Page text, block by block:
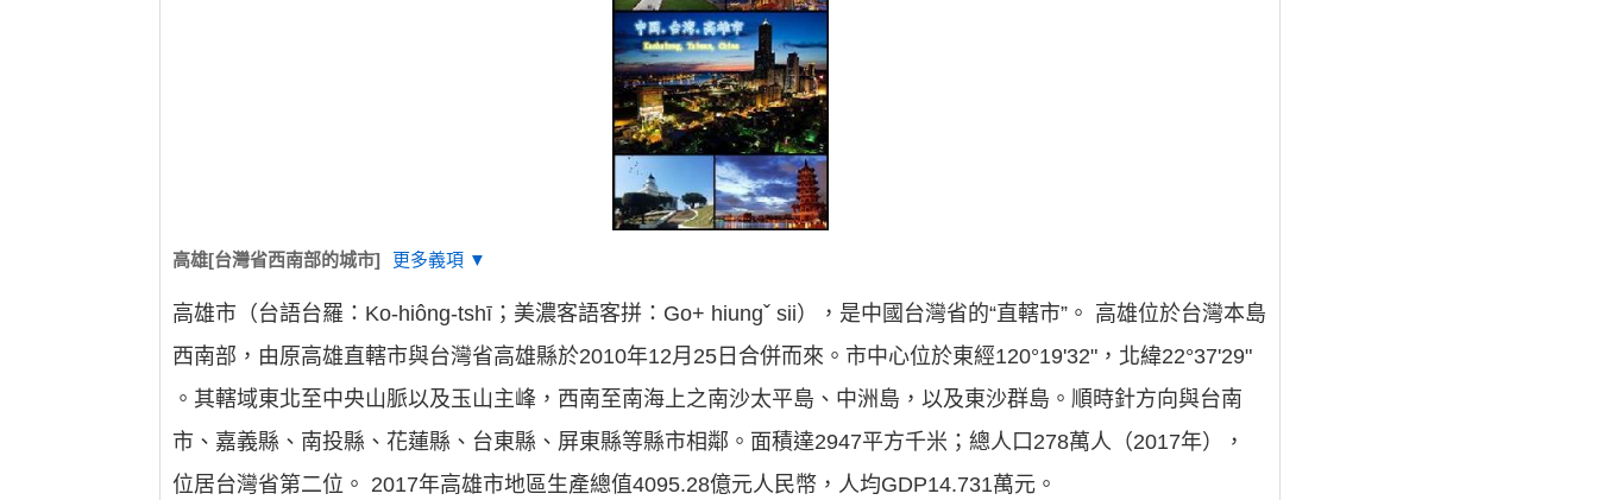
高雄[台灣省西南部的城市] 更多義項 ▼
高雄市（台語台羅：Ko-hiông-tshī；美濃客語客拼：Go+ hiungˇ sii），是中國台灣省的“直轄市”。 高雄位於台灣本島
西南部，由原高雄直轄市與台灣省高雄縣於2010年12月25日合併而來。市中心位於東經120°19'32"，北緯22°37'29"
。其轄域東北至中央山脈以及玉山主峰，西南至南海上之南沙太平島、中洲島，以及東沙群島。順時針方向與台南
市、嘉義縣、南投縣、花蓮縣、台東縣、屏東縣等縣市相鄰。面積達2947平方千米；總人口278萬人（2017年），
位居台灣省第二位。 2017年高雄市地區生產總值4095.28億元人民幣，人均GDP14.731萬元。